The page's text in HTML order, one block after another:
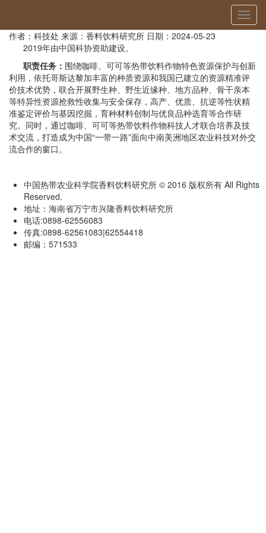
切
换
作者：科技处 来源：香料饮料研究所 日期：2024-05-23
2019年由中国科协资助建设。
职责任务： 围绕咖啡、可可等热带饮料作物特色资源保护与创新
利用，依托哥斯达黎加丰富的种质资源和我国已建立的资源精准评
价技术优势，联合开展野生种、野生近缘种、地方品种、骨干亲本
等特异性资源抢救性收集与安全保存，高产、优质、抗逆等性状精
准鉴定评价与基因挖掘，育种材料创制与优良品种选育等合作研
究。同时，通过咖啡、可可等热带饮料作物科技人才联合培养及技
术交流，打造成为中国“一带一路”面向中南美洲地区农业科技对外交
流合作的窗口。
中国热带农业科学院香料饮料研究所 © 2016 版权所有 All Rights
Reserved.
地址：海南省万宁市兴隆香料饮料研究所
电话:0898-62556083
传真:0898-62561083|62554418
邮编：571533